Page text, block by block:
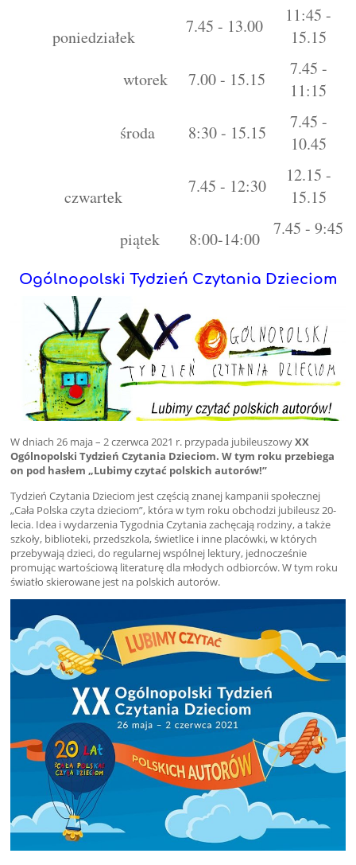
poniedziałek
7.45 - 13.00
11:45 -
15.15
wtorek
7.00 - 15.15
7.45 -
11:15
środa
8:30 - 15.15
7.45 -
10.45
czwartek
7.45 - 12:30
12.15 -
15.15
piątek
8:00-14:00
7.45 - 9:45
Ogólnopolski Tydzień Czytania Dzieciom
W dniach 26 maja – 2 czerwca 2021 r. przypada jubileuszowyXX
Ogólnopolski Tydzień Czytania Dzieciom.W tym roku przebiega
on pod hasłem„Lubimy czytać polskich autorów!”
Tydzień Czytania Dzieciom jest częścią znanej kampanii społecznej
„Cała Polska czyta dzieciom”, która w tym roku obchodzi jubileusz 20-
lecia. Idea i wydarzenia Tygodnia Czytania zachęcają rodziny, a także
szkoły, biblioteki, przedszkola, świetlice i inne placówki, w których
przebywają dzieci, do regularnej wspólnej lektury, jednocześnie
promując wartościową literaturę dla młodych odbiorców. W tym roku
światło skierowane jest na polskich autorów.